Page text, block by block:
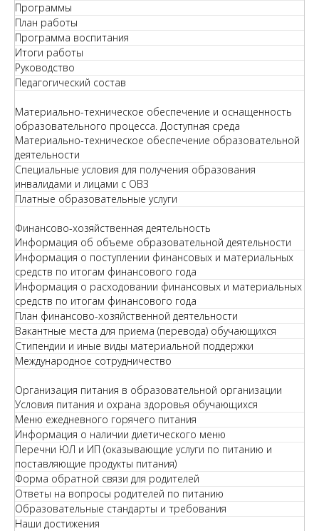
Программы
План работы
Программа воспитания
Итоги работы
Руководство
Педагогический состав
Материально-техническое обеспечение и оснащенность
образовательного процесса. Доступная среда
Материально-техническое обеспечение образовательной
деятельности
Специальные условия для получения образования
инвалидами и лицами с ОВЗ
Платные образовательные услуги
Финансово-хозяйственная деятельность
Информация об объеме образовательной деятельности
Информация о поступлении финансовых и материальных
средств по итогам финансового года
Информация о расходовании финансовых и материальных
средств по итогам финансового года
План финансово-хозяйственной деятельности
Вакантные места для приема (перевода) обучающихся
Стипендии и иные виды материальной поддержки
Международное сотрудничество
Организация питания в образовательной организации
Условия питания и охрана здоровья обучающихся
Меню ежедневного горячего питания
Информация о наличии диетического меню
Перечни ЮЛ и ИП (оказывающие услуги по питанию и
поставляющие продукты питания)
Форма обратной связи для родителей
Ответы на вопросы родителей по питанию
Образовательные стандарты и требования
Наши достижения